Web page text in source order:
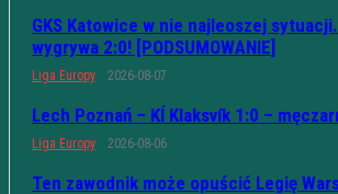
GKS Katowice w nie najleoszej
wygrywa 2:0! [PODSUMOWANIE]
Liga Europy 2026-08-07
Lech Poznań – KÍ Klaksvík 1:0 –
Liga Europy 2026-08-06
Ten zawodnik może opuścić Legię